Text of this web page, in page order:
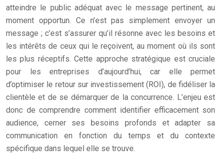
atteindre le public adéquat avec le message pertinent, au
moment opportun. Ce n’est pas simplement envoyer un
message ; c’est s’assurer qu’il résonne avec les besoins et
les intérêts de ceux qui le reçoivent, au moment où ils sont
les plus réceptifs. Cette approche stratégique est cruciale
pour les entreprises d’aujourd’hui, car elle permet
d’optimiser le retour sur investissement (ROI), de fidéliser la
clientèle et de se démarquer de la concurrence. L’enjeu est
donc de comprendre comment identifier efficacement son
audience, cerner ses besoins profonds et adapter sa
communication en fonction du temps et du contexte
spécifique dans lequel elle se trouve.